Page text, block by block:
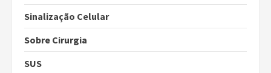
Sinalização Celular
Sobre Cirurgia
SUS